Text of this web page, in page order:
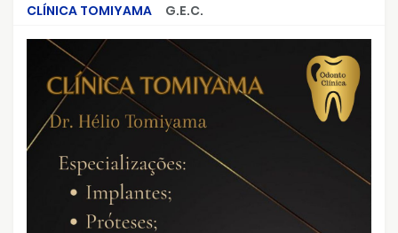
CLÍNICA TOMIYAMA
G.E.C.
CRIMES QUE ABALARAM O BRASIL